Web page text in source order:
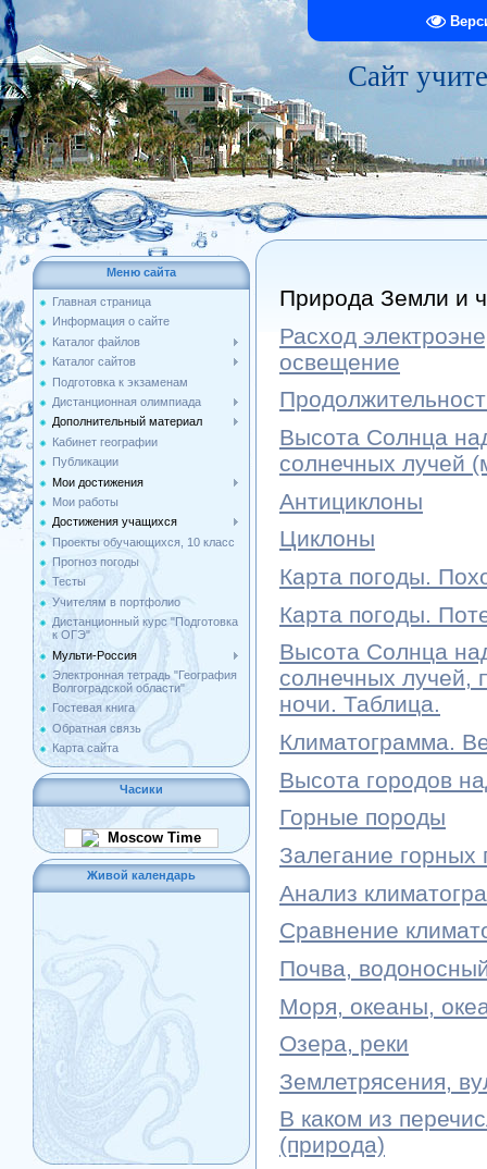
Сайт
Меню сайта
Главная страница
Информация о сайте
Каталог файлов
Каталог сайтов
Подготовка к экзаменам
Дистанционная олимпиада
Дополнительный материал
Кабинет географии
Публикации
Мои достижения
Мои работы
Достижения учащихся
Проекты обучающихся, 10 класс
Прогноз погоды
Тесты
Учителям в портфолио
Дистанционный курс "Подготовка
к ОГЭ"
Мульти-Россия
Электронная тетрадь "География
Волгоградской области"
Гостевая книга
Обратная связь
Карта сайта
Часики
Moscow Time
Живой календарь
Природа Земли и
Расход
освещение
Высота Солнца
солнечных лучей
Антициклоны
Циклоны
Карта погоды.
Карта погоды.
Высота Солнца
солнечных лучей,
ночи. Таблица.
Климатограмма.
Высота городов
Горные породы
Залегание горных
Анализ
Сравнение
Почва,
Моря, океаны,
Озера, реки
Землетрясения,
В каком из
(природа)